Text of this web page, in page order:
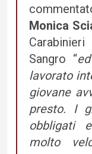
Monica
Sangro “
lavorato
giovane
presto. I
obbligati
molto